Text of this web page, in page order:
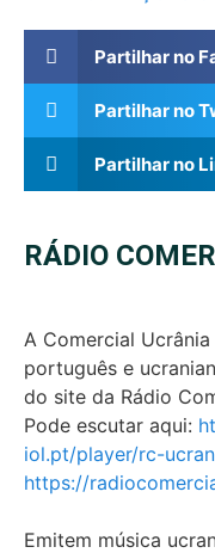
Partilhar no
Partilhar no
Partilhar no
RÁDIO
A Comercial
português e
do site da Rádio
Pode escutar aqui:
iol.pt/player/rc-
https://
Emitem música